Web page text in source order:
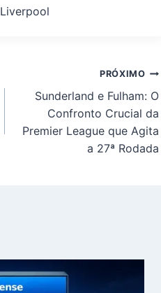
Liverpool
PRÓXIMO
Sunderland e Fulham: O
Confronto Crucial da
Premier League que Agita
a 27ª Rodada